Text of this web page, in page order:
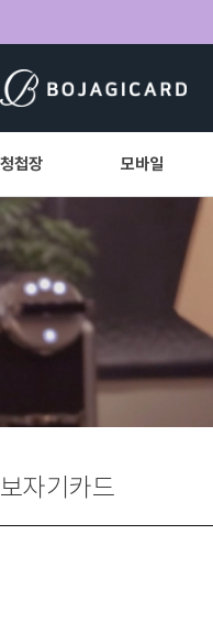
청첩장 모바일
보자기카드